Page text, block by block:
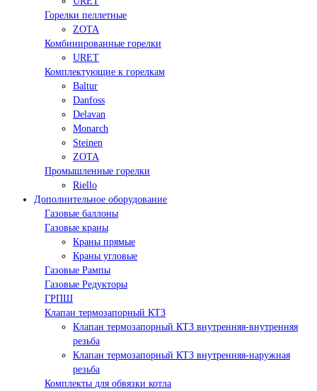
Горелки пеллетные
ZOTA
Комбинированные горелки
URET
Комплектующие к горелкам
Baltur
Danfoss
Delavan
Monarch
Steinen
ZOTA
Промышленные горелки
Riello
Дополнительное оборудование
Газовые баллоны
Газовые краны
Краны прямые
Краны угловые
Газовые Рампы
Газовые Редукторы
ГРПШ
Клапан термозапорный КТЗ
Клапан термозапорный КТЗ внутренняя-внутренняя
резьба
Клапан термозапорный КТЗ внутренняя-наружная
резьба
Комплекты для обвязки котла